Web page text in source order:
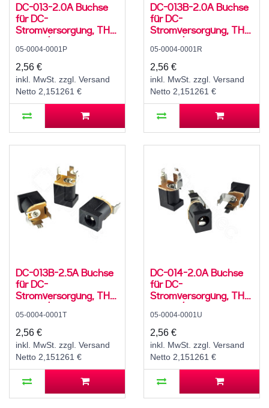
DC-013-2.0A Buchse
für DC-
Stromversorgung, THT,
für 5,5 / 2,1 mm
Hohlstecker, 30 V, 500
mA, 0°, -20..70 °C
05-0004-0001P
2,56 €
inkl. MwSt. zzgl. Versand
Netto 2,151261 €
DC-013B-2.0A Buchse
für DC-
Stromversorgung, THT,
für 5,5 / 2,1 mm
Hohlstecker, 30 V, 500
mA, 0°, -20..70 °C
05-0004-0001R
2,56 €
inkl. MwSt. zzgl. Versand
Netto 2,151261 €
DC-013B-2.5A Buchse
für DC-
Stromversorgung, THT,
für 5,5 / 2,5 mm
Hohlstecker, 30 V, 500
mA, 0°, -20..70 °C
05-0004-0001T
2,56 €
inkl. MwSt. zzgl. Versand
Netto 2,151261 €
DC-014-2.0A Buchse
für DC-
Stromversorgung, THT,
für 5,5 / 2,1 mm
Hohlstecker, 30 V, 500
mA, 0°, -20..70 °C
05-0004-0001U
2,56 €
inkl. MwSt. zzgl. Versand
Netto 2,151261 €